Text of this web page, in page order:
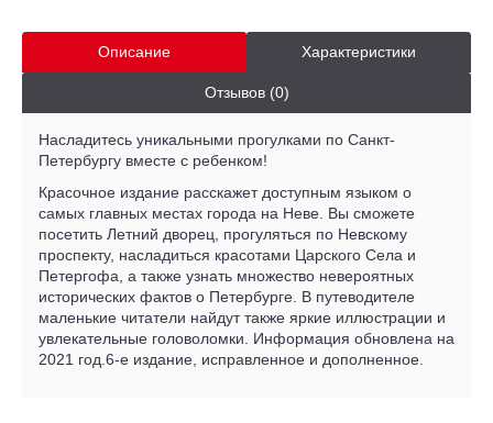
Описание Характеристики
Отзывов (0)
Насладитесь уникальными прогулками по Санкт-
Петербургу вместе с ребенком!
Красочное издание расскажет доступным языком о
самых главных местах города на Неве. Вы сможете
посетить Летний дворец, прогуляться по Невскому
проспекту, насладиться красотами Царского Села и
Петергофа, а также узнать множество невероятных
исторических фактов о Петербурге. В путеводителе
маленькие читатели найдут также яркие иллюстрации и
увлекательные головоломки. Информация обновлена на
2021 год.6-е издание, исправленное и дополненное.